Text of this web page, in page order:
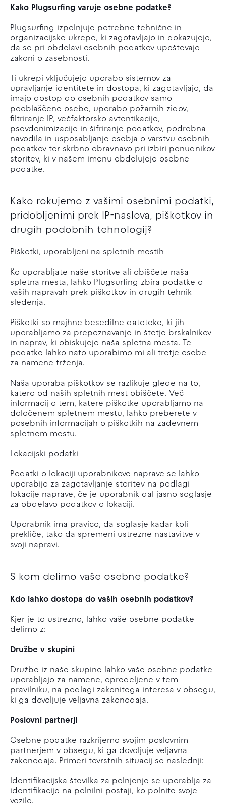
Kako Plugsurfing varuje osebne podatke?
Plugsurfing izpolnjuje potrebne tehnične in
organizacijske ukrepe, ki zagotavljajo in dokazujejo,
da se pri obdelavi osebnih podatkov upoštevajo
zakoni o zasebnosti.
Ti ukrepi vključujejo uporabo sistemov za
upravljanje identitete in dostopa, ki zagotavljajo, da
imajo dostop do osebnih podatkov samo
pooblaščene osebe, uporabo požarnih zidov,
filtriranje IP, večfaktorsko avtentikacijo,
psevdonimizacijo in šifriranje podatkov, podrobna
navodila in usposabljanje osebja o varstvu osebnih
podatkov ter skrbno obravnavo pri izbiri ponudnikov
storitev, ki v našem imenu obdelujejo osebne
podatke.
Kako rokujemo z vašimi osebnimi podatki,
pridobljenimi prek IP-naslova, piškotkov in
drugih podobnih tehnologij?
Piškotki, uporabljeni na spletnih mestih
Ko uporabljate naše storitve ali obiščete naša
spletna mesta, lahko Plugsurfing zbira podatke o
vaših napravah prek piškotkov in drugih tehnik
sledenja.
Piškotki so majhne besedilne datoteke, ki jih
uporabljamo za prepoznavanje in štetje brskalnikov
in naprav, ki obiskujejo naša spletna mesta. Te
podatke lahko nato uporabimo mi ali tretje osebe
za namene trženja.
Naša uporaba piškotkov se razlikuje glede na to,
katero od naših spletnih mest obiščete. Več
informacij o tem, katere piškotke uporabljamo na
določenem spletnem mestu, lahko preberete v
posebnih informacijah o piškotkih na zadevnem
spletnem mestu.
Lokacijski podatki
Podatki o lokaciji uporabnikove naprave se lahko
uporabijo za zagotavljanje storitev na podlagi
lokacije naprave, če je uporabnik dal jasno soglasje
za obdelavo podatkov o lokaciji.
Uporabnik ima pravico, da soglasje kadar koli
prekliče, tako da spremeni ustrezne nastavitve v
svoji napravi.
S kom delimo vaše osebne podatke?
Kdo lahko dostopa do vaših osebnih podatkov?
Kjer je to ustrezno, lahko vaše osebne podatke
delimo z:
Družbe v skupini
Družbe iz naše skupine lahko vaše osebne podatke
uporabljajo za namene, opredeljene v tem
pravilniku, na podlagi zakonitega interesa v obsegu,
ki ga dovoljuje veljavna zakonodaja.
Poslovni partnerji
Osebne podatke razkrijemo svojim poslovnim
partnerjem v obsegu, ki ga dovoljuje veljavna
zakonodaja. Primeri tovrstnih situacij so naslednji:
Identifikacijska številka za polnjenje se uporablja za
identifikacijo na polnilni postaji, ko polnite svoje
vozilo.